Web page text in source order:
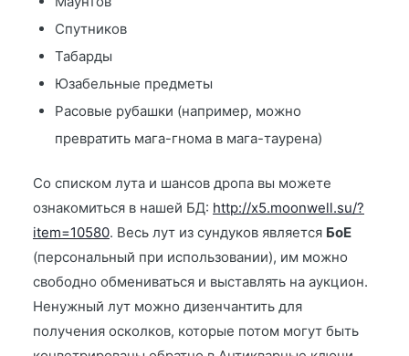
Спутников
Табарды
Юзабельные предметы
Расовые рубашки (например, можно
превратить мага-гнома в мага-таурена)
Со списком лута и шансов дропа вы можете
ознакомиться в нашей БД: http://x5.moonwell.su/?
item=10580. Весь лут из сундуков является БоЕ
(персональный при использовании), им можно
свободно обмениваться и выставлять на аукцион.
Ненужный лут можно дизенчантить для
получения осколков, которые потом могут быть